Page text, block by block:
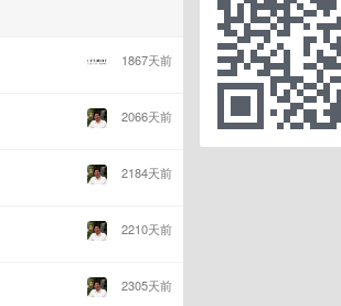
1867天前
2066天前
2184天前
2210天前
2305天前